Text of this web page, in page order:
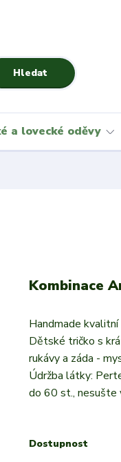
Hledat
a lovecké oděvy
Kombinace
Handmade
Dětské tričko s
rukávy a záda -
Údržba látky:
do 60 st., nesušte
Dostupnost